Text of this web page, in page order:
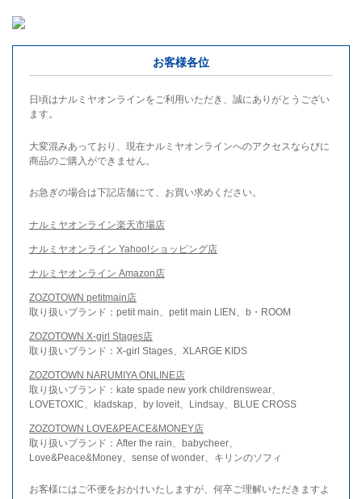
お客様各位
日頃はナルミヤオンラインをご利用いただき、誠にありがとうござい
ます。
大変混みあっており、現在ナルミヤオンラインへのアクセスならびに
商品のご購入ができません。
お急ぎの場合は下記店舗にて、お買い求めください。
ナルミヤオンライン楽天市場店
ナルミヤオンライン Yahoo!ショッピング店
ナルミヤオンライン Amazon店
ZOZOTOWN petitmain店
取り扱いブランド：petit main、petit main LIEN、b・ROOM
ZOZOTOWN X-girl Stages店
取り扱いブランド：X-girl Stages、XLARGE KIDS
ZOZOTOWN NARUMIYA ONLINE店
取り扱いブランド：kate spade new york childrenswear、
LOVETOXIC、kladskap、by loveit、Lindsay、BLUE CROSS
ZOZOTOWN LOVE&PEACE&MONEY店
取り扱いブランド：After the rain、babycheer、
Love&Peace&Money、sense of wonder、キリンのソフィ
お客様にはご不便をおかけいたしますが、何卒ご理解いただきますよ